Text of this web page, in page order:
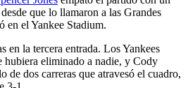
que lo llamaron a las Grandes
en el Yankee Stadium.
en la tercera entrada. Los Yankees
hubiera eliminado a nadie, y Cody
de dos carreras que atravesó el cuadro,